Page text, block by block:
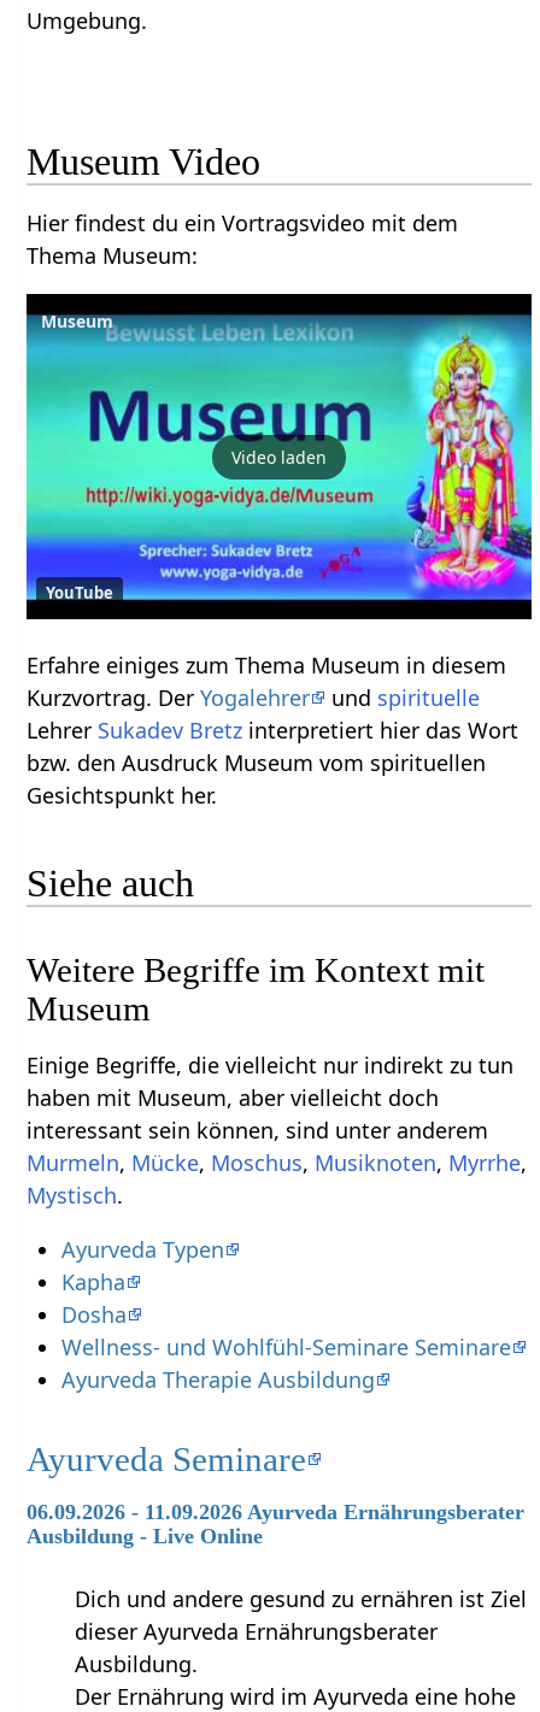
Umgebung.
Museum‏‎ Video
Hier findest du ein Vortragsvideo mit dem
Thema Museum‏‎:
Museum‏‎
Video laden
YouTube
Erfahre einiges zum Thema Museum‏‎ in diesem
Kurzvortrag. DerYogalehrer und spirituelle
Lehrer Sukadev Bretz interpretiert hier das Wort
bzw. den Ausdruck Museum‏‎ vom spirituellen
Gesichtspunkt her.
Siehe auch
Weitere Begriffe im Kontext mit
Einige Begriffe, die vielleicht nur indirekt zu tun
haben mit Museum‏‎, aber vielleicht doch
interessant sein können, sind unter anderem
, , , ,
,
.
Ayurveda Typen
Kapha
Dosha
Wellness- und Wohlfühl-Seminare Seminare
Ayurveda Therapie Ausbildung
Ayurveda Seminare
06.09.2026 - 11.09.2026 Ayurveda Ernährungsberater
Ausbildung - Live Online
Dich und andere gesund zu ernähren ist Ziel
dieser Ayurveda Ernährungsberater
Ausbildung.
Der Ernährung wird im Ayurveda eine hohe